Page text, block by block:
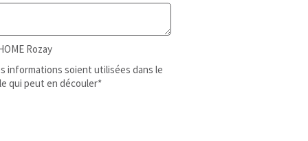
Rozay
informations soient utilisées dans le
qui peut en découler*